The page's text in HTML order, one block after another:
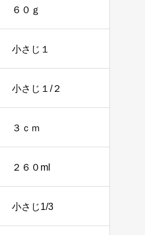
６０ｇ
小さじ１
小さじ１/２
３ｃｍ
２６０ml
小さじ1/3